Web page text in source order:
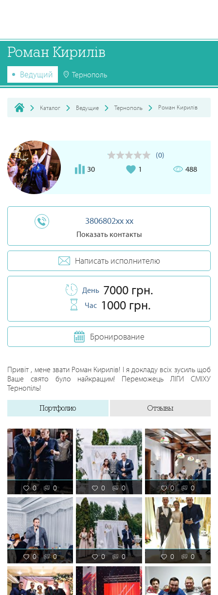
Роман Кирилів
Ведущий Тернополь
Каталог Ведущие Тернополь Роман Кирилів
(0)
30
1 488
3806802xx xx
Показать контакты
Написать исполнителю
День 7000 грн.
Час 1000 грн.
Бронирование
Привіт , мене звати Роман Кирилів! І я докладу всіх зусиль щоб
Ваше свято було найкращим! Переможець ЛІГИ СМІХУ
Тернопіль!
Портфолио Отзывы
0 0 0 0 0 0
0 0 0 0 0 0